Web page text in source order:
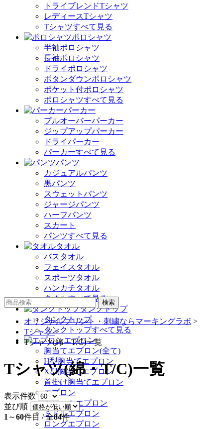
トライブレンドTシャツ
レディースTシャツ
Tシャツすべて見る
ポロシャツ
半袖ポロシャツ
長袖ポロシャツ
ドライポロシャツ
ボタンダウンポロシャツ
ポケット付ポロシャツ
ポロシャツすべて見る
パーカー
プルオーバーパーカー
ジップアップパーカー
ドライパーカー
パーカーすべて見る
パンツ
カジュアルパンツ
黒パンツ
スウェットパンツ
ジャージパンツ
ハーフパンツ
スカート
パンツすべて見る
タオル
バスタオル
フェイスタオル
スポーツタオル
ハンカチタオル
タオルすべて見る
タンクトップ
タンクトップ
タンクトップすべて見る
エプロン
胸当てエプロン(全て)
H型胸当てエプロン
X型胸当てエプロン
首掛け胸当てエプロン
エプロン
ショートエプロン
ミドルエプロン
ロングエプロン
オリジナルプリント・刺繍ならマーキングラボ >
Tシャツ >
Tシャツ(綿・T/C)一覧
Tシャツ(綿・T/C)一覧
表示件数
並び順
1 ～60件目 / 全84件